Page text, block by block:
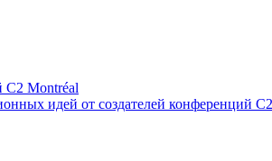
C2 Montréal
идей от создателей конференций